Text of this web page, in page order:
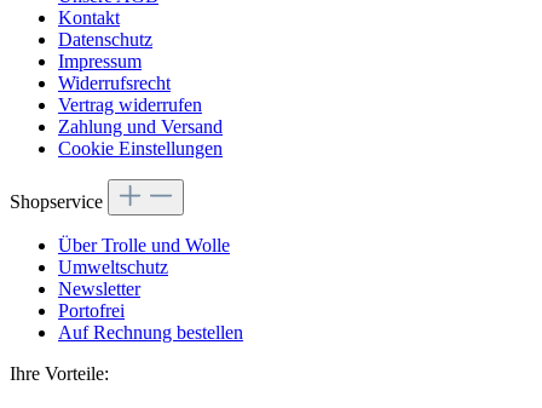
Kontakt
Datenschutz
Impressum
Widerrufsrecht
Vertrag widerrufen
Zahlung und Versand
Cookie Einstellungen
Shopservice
Über Trolle und Wolle
Umweltschutz
Newsletter
Portofrei
Auf Rechnung bestellen
Ihre Vorteile: